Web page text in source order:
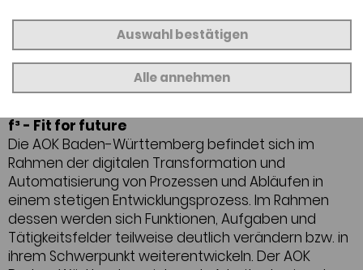
Prof. Dr.-Ing. Eric Sax, Leiter Institut für Technik der
Informationsverarbeitung (ITIV) Karlsruher Institut
für Technologie (KIT)
f³ - Fit for future
Die AOK Baden-Württemberg befindet sich im
Rahmen der digitalen Transformation und
Automatisierung von Prozessen und Abläufen in
einem stetigen Entwicklungsprozess. Im Rahmen
dessen werden sich Funktionen, Aufgaben und
Tätigkeitsfelder teilweise deutlich verändern bzw. in
ihrem Schwerpunkt weiterentwickeln. Der AOK
Auswahl bestätigen
Alle annehmen